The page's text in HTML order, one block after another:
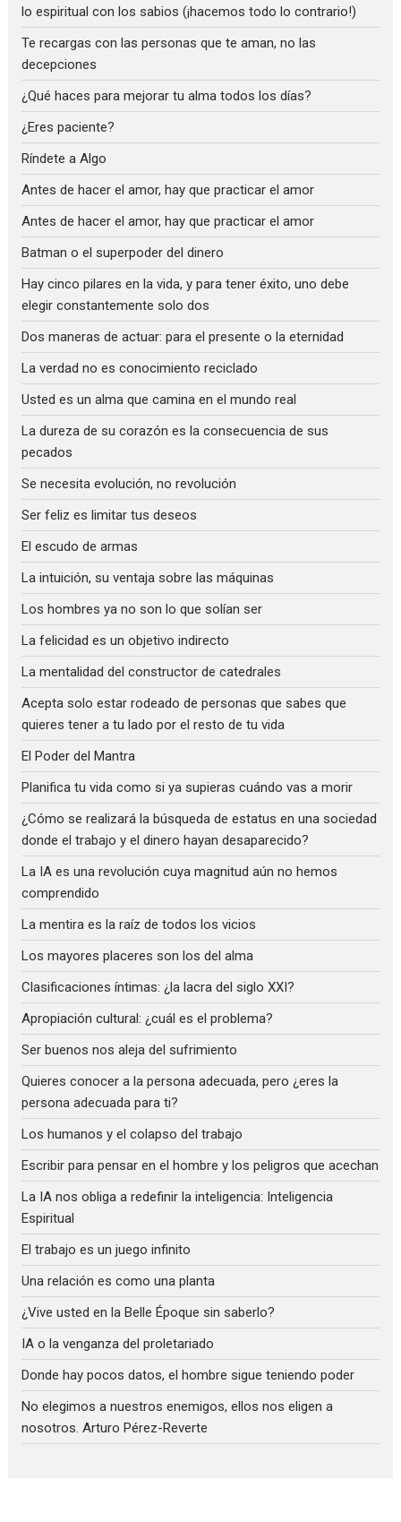
lo espiritual con los sabios (¡hacemos todo lo contrario!)
Te recargas con las personas que te aman, no las
decepciones
¿Qué haces para mejorar tu alma todos los días?
¿Eres paciente?
Ríndete a Algo
Antes de hacer el amor, hay que practicar el amor
Antes de hacer el amor, hay que practicar el amor
Batman o el superpoder del dinero
Hay cinco pilares en la vida, y para tener éxito, uno debe
elegir constantemente solo dos
Dos maneras de actuar: para el presente o la eternidad
La verdad no es conocimiento reciclado
Usted es un alma que camina en el mundo real
La dureza de su corazón es la consecuencia de sus
pecados
Se necesita evolución, no revolución
Ser feliz es limitar tus deseos
El escudo de armas
La intuición, su ventaja sobre las máquinas
Los hombres ya no son lo que solían ser
La felicidad es un objetivo indirecto
La mentalidad del constructor de catedrales
Acepta solo estar rodeado de personas que sabes que
quieres tener a tu lado por el resto de tu vida
El Poder del Mantra
Planifica tu vida como si ya supieras cuándo vas a morir
¿Cómo se realizará la búsqueda de estatus en una sociedad
donde el trabajo y el dinero hayan desaparecido?
La IA es una revolución cuya magnitud aún no hemos
comprendido
La mentira es la raíz de todos los vicios
Los mayores placeres son los del alma
Clasificaciones íntimas: ¿la lacra del siglo XXI?
Apropiación cultural: ¿cuál es el problema?
Ser buenos nos aleja del sufrimiento
Quieres conocer a la persona adecuada, pero ¿eres la
persona adecuada para ti?
Los humanos y el colapso del trabajo
Escribir para pensar en el hombre y los peligros que acechan
La IA nos obliga a redefinir la inteligencia: Inteligencia
Espiritual
El trabajo es un juego infinito
Una relación es como una planta
¿Vive usted en la Belle Époque sin saberlo?
IA o la venganza del proletariado
Donde hay pocos datos, el hombre sigue teniendo poder
No elegimos a nuestros enemigos, ellos nos eligen a
nosotros. Arturo Pérez-Reverte